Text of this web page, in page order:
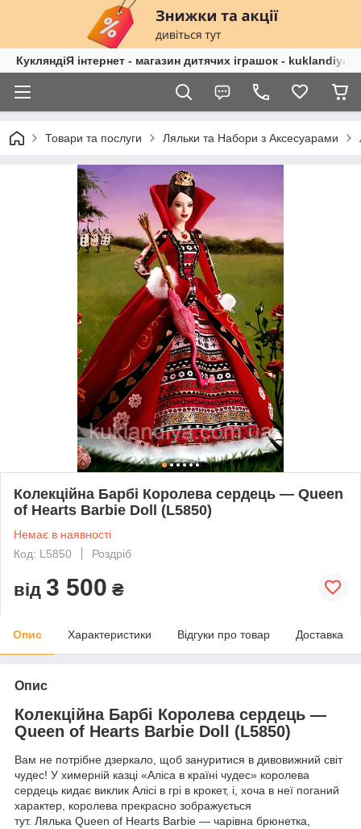
КукляндіЯ інтернет - магазин дитячих іграшок -
Товари та послуги Ляльки та Набори з Аксесуарами
Колекційна Барбі Королева сердець — Queen
of Hearts Barbie Doll (L5850)
Немає в наявності
Код: L5850
Роздріб
від 3 500 ₴
Опис Характеристики Відгуки про товар Доставка
Опис
Колекційна Барбі Королева сердець —
Queen of Hearts Barbie Doll (L5850)
Вам не потрібне дзеркало, щоб зануритися в дивовижний світ
чудес! У химерній казці «Аліса в країні чудес» королева
сердець кидає виклик Алісі в грі в крокет, і, хоча в неї поганий
характер, королева прекрасно зображується
тут. Лялька Queen of Hearts Barbie — чарівна брюнетка,